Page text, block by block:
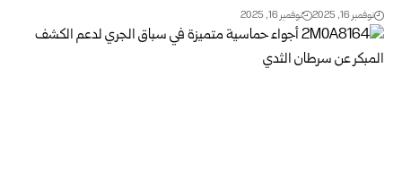
نوفمبر 16, 2025 نوفمبر 16, 2025